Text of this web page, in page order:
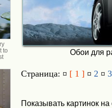
Обои для
Страница: ¤ [ 1 ] ¤ 2 ¤ 3
Показывать картинок на